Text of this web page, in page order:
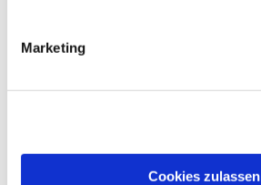
Marketing
Cookies zulassen